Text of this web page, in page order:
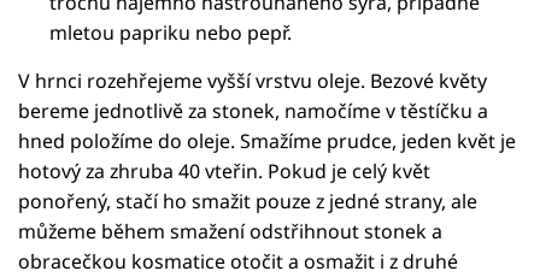
mletou papriku nebo pepř.
V hrnci rozehřejeme vyšší vrstvu oleje. Bezové květy
bereme jednotlivě za stonek, namočíme v těstíčku a
hned položíme do oleje. Smažíme prudce, jeden květ je
hotový za zhruba 40 vteřin. Pokud je celý květ
ponořený, stačí ho smažit pouze z jedné strany, ale
můžeme během smažení odstřihnout stonek a
obracečkou kosmatice otočit a osmažit i z druhé